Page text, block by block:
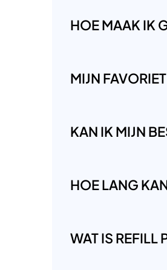
HOE MAAK IK
MIJN
KAN IK MIJN
HOE LANG
WAT IS REFILL